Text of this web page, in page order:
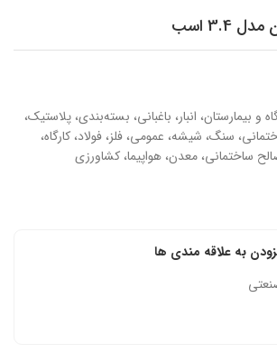
3.4 اسب
و بیمارستان، انبار، باغبانی، بسته‌بندی، پلاستیک،
سنگ، شیشه، عمومی، فلز، فولاد، کارگاه،
ساختمانی، معدن، هواپیما، کشاورزی
به علاقه مندی ها